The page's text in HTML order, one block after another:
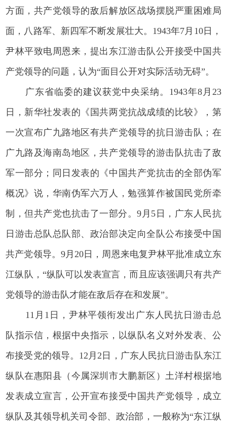
方面，共产党领导的敌后解放区战场摆脱严重困难局
面，八路军、新四军不断发展壮大。1943年7月10日，
尹林平致电周恩来，提出东江游击队公开接受中国共
产党领导的问题，认为“面目公开对实际活动无碍”。
广东省临委的建议获党中央采纳。1943年8月23
日，新华社发表的《国共两党抗战成绩的比较》，第
一次宣布广九路地区有共产党领导的抗日游击队；在
广九路及海南岛地区，共产党领导的游击队抗击了敌
军一部分；同日发表的《中国共产党抗击的全部伪军
概况》说，华南伪军六万人，勉强算作被国民党所牵
制，但共产党也抗击了一部分。9月5日，广东人民抗
日游击总队总队部、政治部决定向全队公布接受中国
共产党领导。9月20日，周恩来电复尹林平批准成立东
江纵队，“纵队可以发表宣言，而且应该强调只有共产
党领导的游击队才能在敌后存在和发展”。
11月1日，尹林平领衔发出广东人民抗日游击总
队指示信，根据中央指示，以纵队名义对外发表、公
布接受党的领导。12月2日，广东人民抗日游击队东江
纵队在惠阳县（今属深圳市大鹏新区）土洋村根据地
发表成立宣言，公开宣布接受中国共产党领导，成立
纵队及其领导机关司令部、政治部，一般称为“东江纵